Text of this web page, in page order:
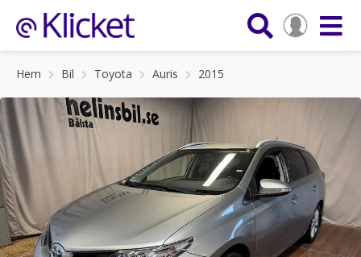
Hem Bil Toyota Auris 2015